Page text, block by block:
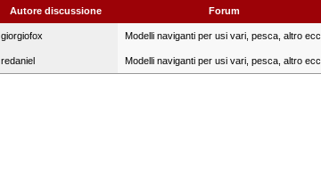
Autore discussione Forum
giorgiofox Modelli naviganti per usi vari, pesca, altro ecc.
redaniel Modelli naviganti per usi vari, pesca, altro ecc.